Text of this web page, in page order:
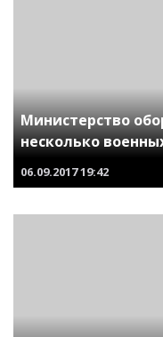
Министерство
несколько
06.09.201719:42